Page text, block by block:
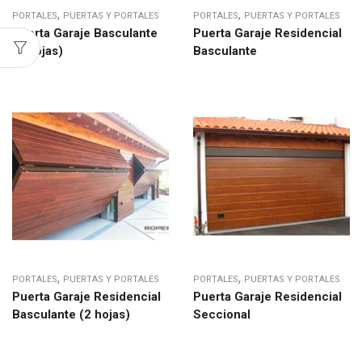
PORTALES, PUERTAS Y PORTALES
Puerta Garaje Basculante
(2 hojas)
PORTALES, PUERTAS Y PORTALES
Puerta Garaje Residencial
Basculante
PORTALES, PUERTAS Y PORTALES
Puerta Garaje Residencial
Basculante (2 hojas)
PORTALES, PUERTAS Y PORTALES
Puerta Garaje Residencial
Seccional